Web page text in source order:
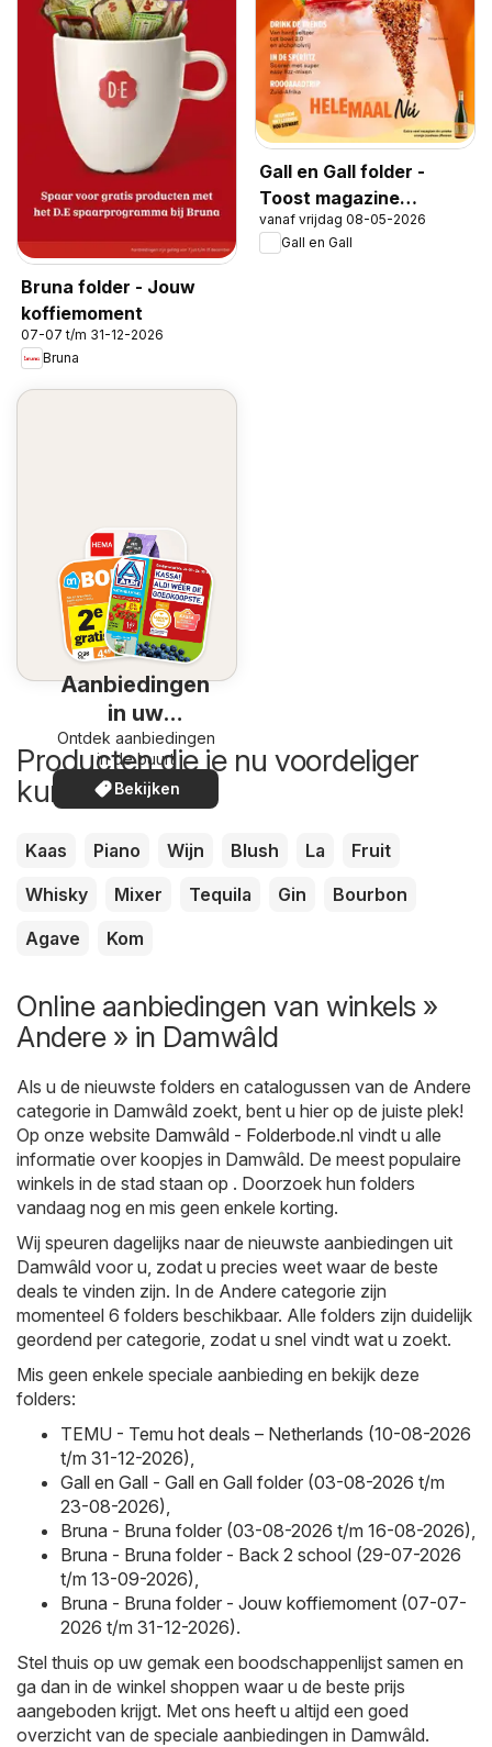
Bruna folder - Jouw
koffiemoment
07-07 t/m 31-12-2026
Bruna
Gall en Gall folder -
Toost magazine
voorjaar 2026
vanaf vrijdag 08-05-2026
Gall en Gall
Aanbiedingen
in uw
omgeving
Ontdek aanbiedingen
in de buurt
Bekijken
Producten die je nu voordeliger
kunt kopen
Kaas Piano Wijn Blush La
Fruit
Whisky
Mixer Tequila Gin
Bourbon
Agave
Kom
Online aanbiedingen van winkels »
Andere » in Damwâld
Als u de nieuwste folders en catalogussen van de Andere
categorie in Damwâld zoekt, bent u hier op de juiste plek!
Op onze website Damwâld - Folderbode.nl vindt u alle
informatie over koopjes in Damwâld. De meest populaire
winkels in de stad staan op . Doorzoek hun folders
vandaag nog en mis geen enkele korting.
Wij speuren dagelijks naar de nieuwste aanbiedingen uit
Damwâld voor u, zodat u precies weet waar de beste
deals te vinden zijn. In de Andere categorie zijn
momenteel 6 folders beschikbaar. Alle folders zijn duidelijk
geordend per categorie, zodat u snel vindt wat u zoekt.
Mis geen enkele speciale aanbieding en bekijk deze
folders:
TEMU - Temu hot deals – Netherlands (10-08-2026
t/m 31-12-2026)
Gall en Gall - Gall en Gall folder (03-08-2026 t/m
23-08-2026)
Bruna - Bruna folder (03-08-2026 t/m 16-08-2026)
Bruna - Bruna folder - Back 2 school (29-07-2026
t/m 13-09-2026)
Bruna - Bruna folder - Jouw koffiemoment (07-07-
2026 t/m 31-12-2026).
Stel thuis op uw gemak een boodschappenlijst samen en
ga dan in de winkel shoppen waar u de beste prijs
aangeboden krijgt. Met ons heeft u altijd een goed
overzicht van de speciale aanbiedingen in Damwâld.